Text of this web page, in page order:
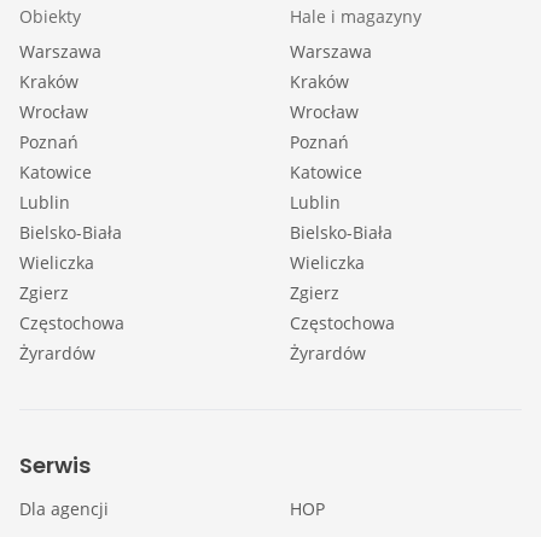
Obiekty
Warszawa
Kraków
Wrocław
Poznań
Katowice
Lublin
Bielsko-Biała
Wieliczka
Zgierz
Częstochowa
Żyrardów
Hale i magazyny
Warszawa
Kraków
Wrocław
Poznań
Katowice
Lublin
Bielsko-Biała
Wieliczka
Zgierz
Częstochowa
Żyrardów
Serwis
Dla agencji HOP